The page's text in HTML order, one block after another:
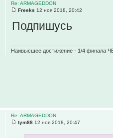
Re: ARMAGEDDON
Freeks 12 ноя 2018, 20:42
Подпишусь
Наивысшее достижение - 1/4 финала
Re: ARMAGEDDON
tym88 12 ноя 2018, 20:47